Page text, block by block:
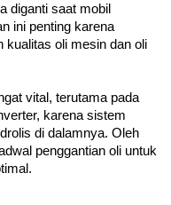
diganti saat mobil
ini penting karena
kualitas oli mesin dan oli
vital, terutama pada
karena sistem
di dalamnya. Oleh
penggantian oli untuk